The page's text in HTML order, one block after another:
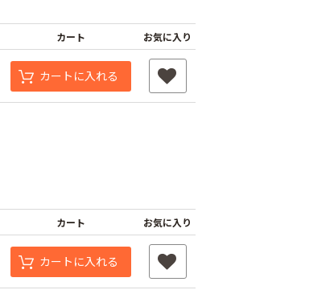
カート お気に入り
カートに入れる
カート お気に入り
カートに入れる